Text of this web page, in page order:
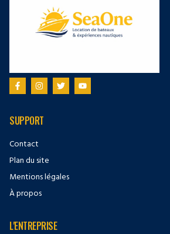
SUPPORT
Contact
Plan du site
Mentions légales
À propos
L'ENTREPRISE